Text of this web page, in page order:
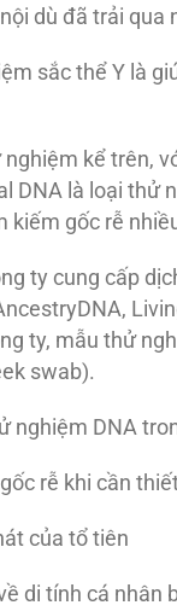
dù đã trải qua
sắc thể Y là
nghiệm kể trên,
DNA là loại thử
kiếm gốc rễ
ty cung cấp
ty, mẫu thử
swab).
nghiệm DNA
rễ khi cần
của tổ tiên
di tính cá